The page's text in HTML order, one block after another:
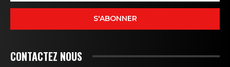
S'ABONNER
CONTACTEZ NOUS